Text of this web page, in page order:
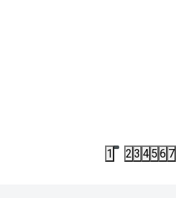
1 2 3 4 5 6 7